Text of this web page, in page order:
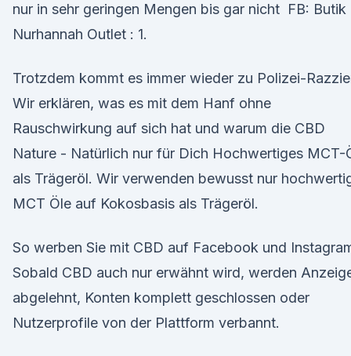
nur in sehr geringen Mengen bis gar nicht FB: Butik
Nurhannah Outlet : 1.
Trotzdem kommt es immer wieder zu Polizei-
Wir erklären, was es mit dem Hanf ohne
Rauschwirkung auf sich hat und warum die CBD
Nature - Natürlich nur für Dich Hochwertiges MCT-
als Trägeröl. Wir verwenden bewusst nur
MCT Öle auf Kokosbasis als Trägeröl.
So werben Sie mit CBD auf Facebook und
Sobald CBD auch nur erwähnt wird, werden
abgelehnt, Konten komplett geschlossen oder
Nutzerprofile von der Plattform verbannt.